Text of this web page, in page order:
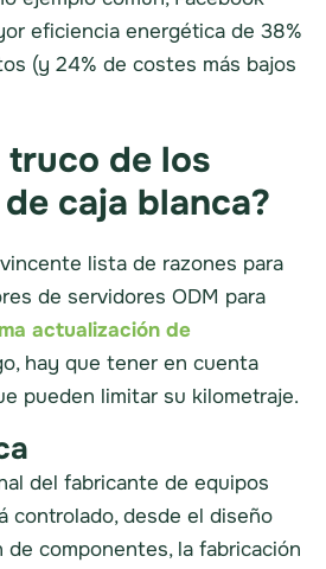
eficiencia energética de 38%
(y 24% de costes más bajos
truco de los
caja blanca?
lista de razones para
de servidores ODM para
actualización de
hay que tener en cuenta
pueden limitar su kilometraje.
del fabricante de equipos
controlado, desde el diseño
de componentes, la fabricación